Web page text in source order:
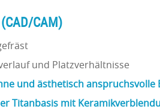
CAM)
und Platzverhältnisse
und ästhetisch anspruchsvolle
Titanbasis mit